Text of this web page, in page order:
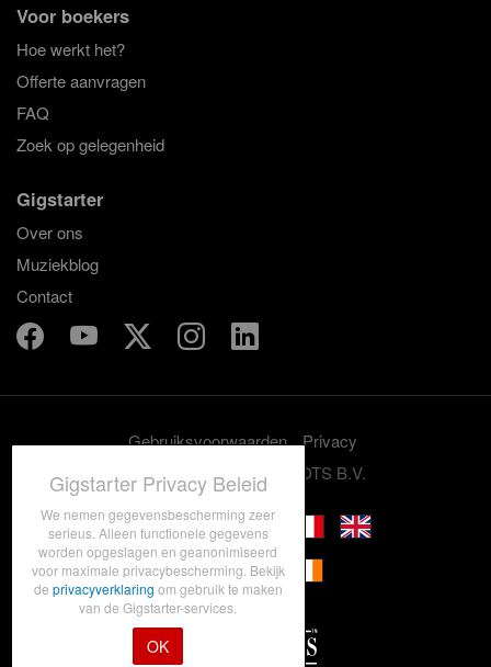
Voor boekers
Hoe werkt het?
Offerte aanvragen
FAQ
Zoek op gelegenheid
Gigstarter
Over ons
Muziekblog
Contact
Gebruiksvoorwaarden
Privacy
© 2012-2026 GRASSROOTS B.V.
Gigstarter Privacy Beleid
We nemen gegevensbescherming zeer
serieus. Alleen functionele gegevens
worden opgeslagen en geanonimiseerd
voor maximale privacybescherming. Bekijk
de privacyverklaring om gebruik te maken
van de Gigstarter-services.
OK